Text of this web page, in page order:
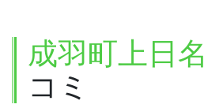
成羽町上日名
コミ